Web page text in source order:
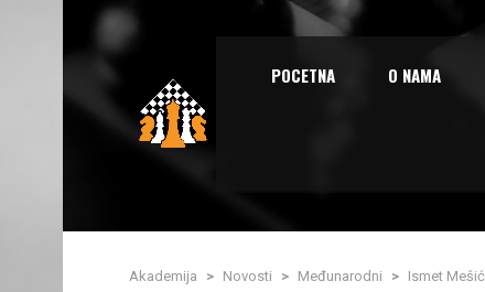
POCETNA O NAMA
Akademija > Novosti > Međunarodni > Ismet